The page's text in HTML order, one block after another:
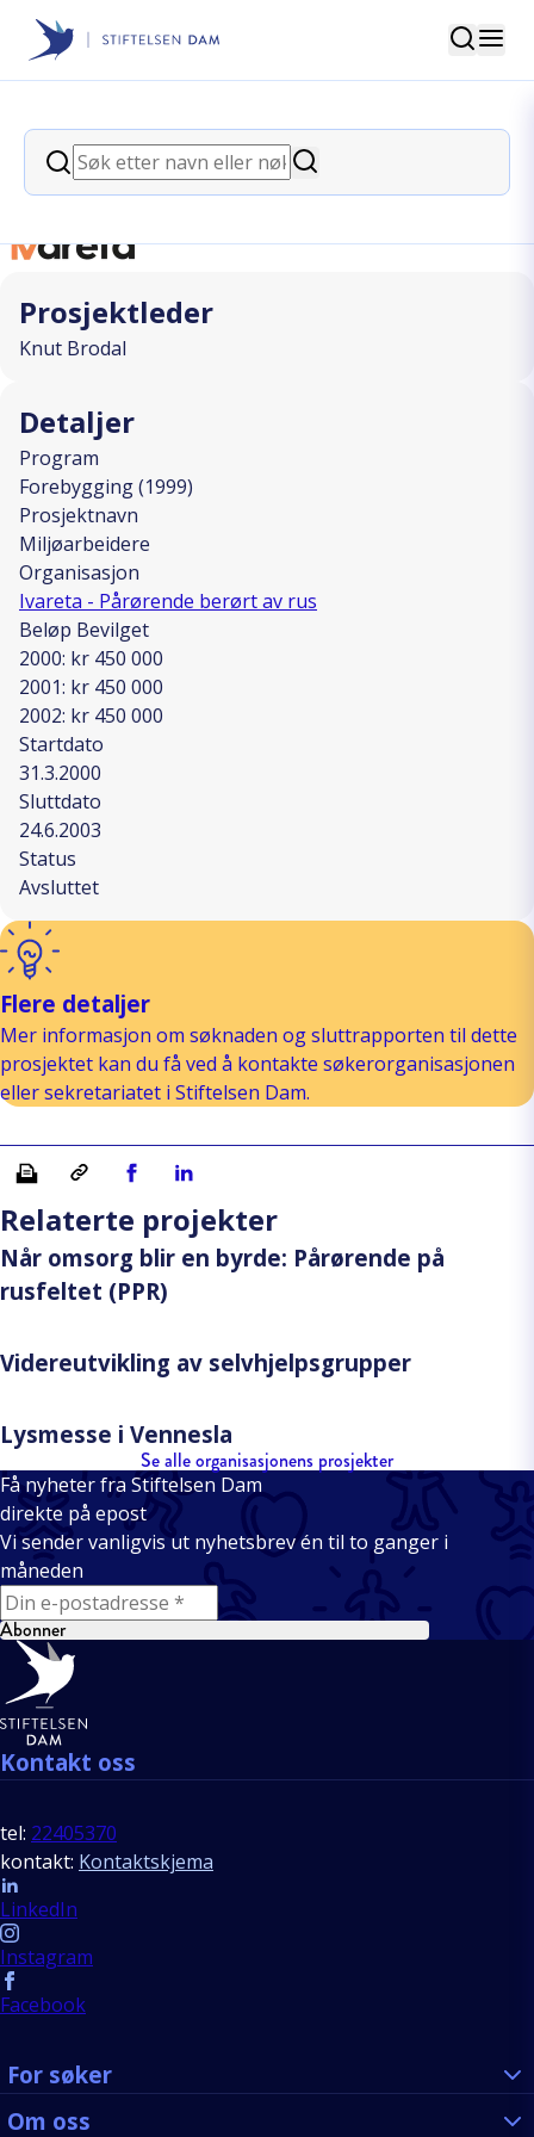
Stiftelsen Dam
Søk
Søk
Søk
back
Miljøarbeidere
Prosjektleder
Knut Brodal
Detaljer
Program
Forebygging (1999)
Prosjektnavn
Miljøarbeidere
Organisasjon
Ivareta - Pårørende berørt av rus
Beløp Bevilget
2000: kr 450 000
2001: kr 450 000
2002: kr 450 000
Startdato
31.3.2000
Sluttdato
24.6.2003
Status
Avsluttet
Flere detaljer
Mer informasjon om søknaden og sluttrapporten til dette
prosjektet kan du få ved å kontakte søkerorganisasjonen
eller sekretariatet i Stiftelsen Dam.
Skriv ut Kopiera länkDel på Facebook
Del på Linkedin
Relaterte projekter
Når omsorg blir en byrde: Pårørende på
rusfeltet (PPR)
Videreutvikling av selvhjelpsgrupper
Lysmesse i Vennesla
Se alle organisasjonens prosjekter
Få nyheter fra Stiftelsen Dam
direkte på epost
Vi sender vanligvis ut nyhetsbrev én til to ganger i
måneden
E-mail
Abonner
Bunntekst
Kontakt oss
tel: 22405370
kontakt: Kontaktskjema
Follow us
LinkedIn
Instagram
Facebook
For søker
Om oss